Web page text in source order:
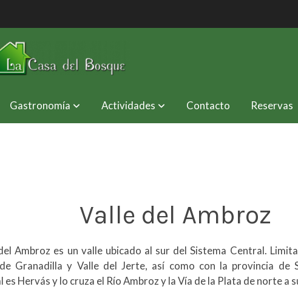
Gastronomía Actividades Contacto Reservas
Valle del Ambroz
Ambroz es un valle ubicado al sur del Sistema Central.
Granadilla y Valle del Jerte, así como con la provincia de
es Hervás y lo cruza el Río Ambroz y la Vía de la Plata de norte a